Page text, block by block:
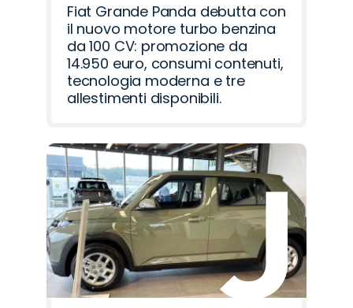
Fiat Grande Panda debutta con
il nuovo motore turbo benzina
da 100 CV: promozione da
14.950 euro, consumi contenuti,
tecnologia moderna e tre
allestimenti disponibili.